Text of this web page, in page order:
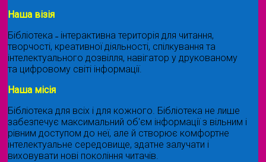
Наша візія
Бібліотека ˗ інтерактивна територія для читання,
творчості, креативної діяльності, спілкування та
інтелектуального дозвілля, навігатор у друкованому
та цифровому світі інформації.
Наша місія
Бібліотека для всіх і для кожного. Бібліотека не лише
забезпечує максимальний об'єм інформації з вільним і
рівним доступом до неї, але й створює комфортне
інтелектуальне середовище, здатне залучати і
виховувати нові покоління читачів.